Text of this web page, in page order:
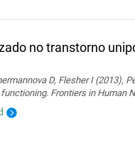
no transtorno
D, Flesher I (2013),
Frontiers in Human